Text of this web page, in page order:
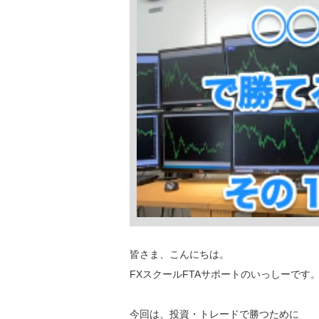
皆さま、こんにちは。
FXスクールFTAサポートのいっしーです
今回は、投資・トレードで勝つために